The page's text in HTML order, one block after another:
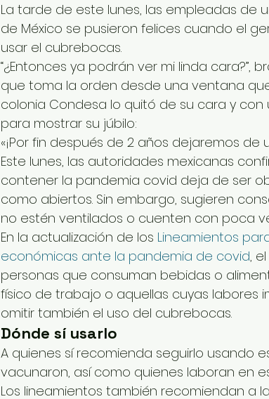
La tarde de este lunes, las empleadas de
de México se pusieron felices cuando el
usar el cubrebocas.
“¿Entonces ya podrán ver mi linda cara?”,
que toma la orden desde una ventana
colonia Condesa lo quitó de su cara y
para mostrar su júbilo:
«¡Por fin después de 2 años dejaremos de
Este lunes, las autoridades mexicanas
contener la pandemia covid deja de ser
como abiertos. Sin embargo, sugieren
no estén ventilados o cuenten con poca
En la actualización de los Lineamientos
económicas ante la pandemia de covid,
personas que consuman bebidas o
físico de trabajo o aquellas cuyas labores
omitir también el uso del cubrebocas.
Dónde sí usarlo
A quienes sí recomienda seguirlo usando
vacunaron, así como quienes laboran en
Los lineamientos también recomiendan a